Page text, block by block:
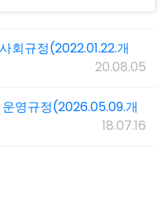
회규정(2022.01.22.개
20.08.05
영규정(2026.05.09.개
18.07.16